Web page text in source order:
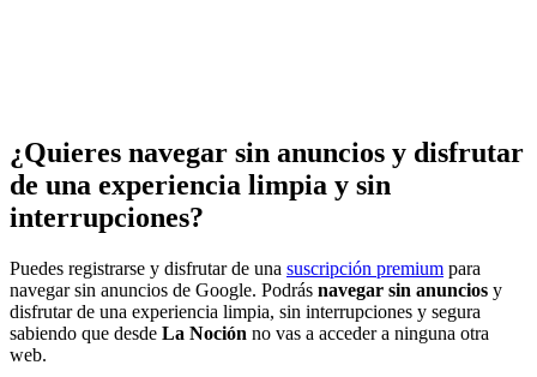
¿Quieres navegar sin anuncios y disfrutar
de una experiencia limpia y sin
interrupciones?
Puedes registrarse y disfrutar de una suscripción premium para
navegar sin anuncios de Google. Podrás navegar sin anuncios y
disfrutar de una experiencia limpia, sin interrupciones y segura
sabiendo que desde La Noción no vas a acceder a ninguna otra
web.